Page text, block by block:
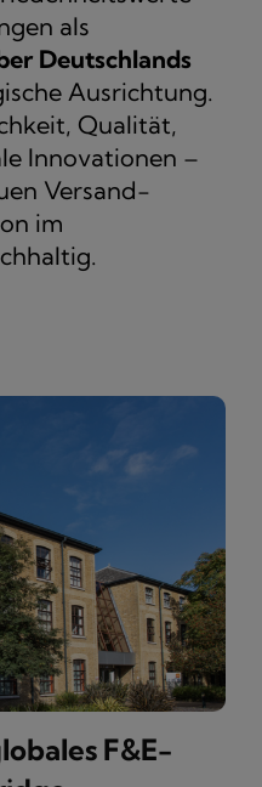
als
Deutschlands
Ausrichtung.
Qualität,
Innovationen –
Versand-
im
F&E-